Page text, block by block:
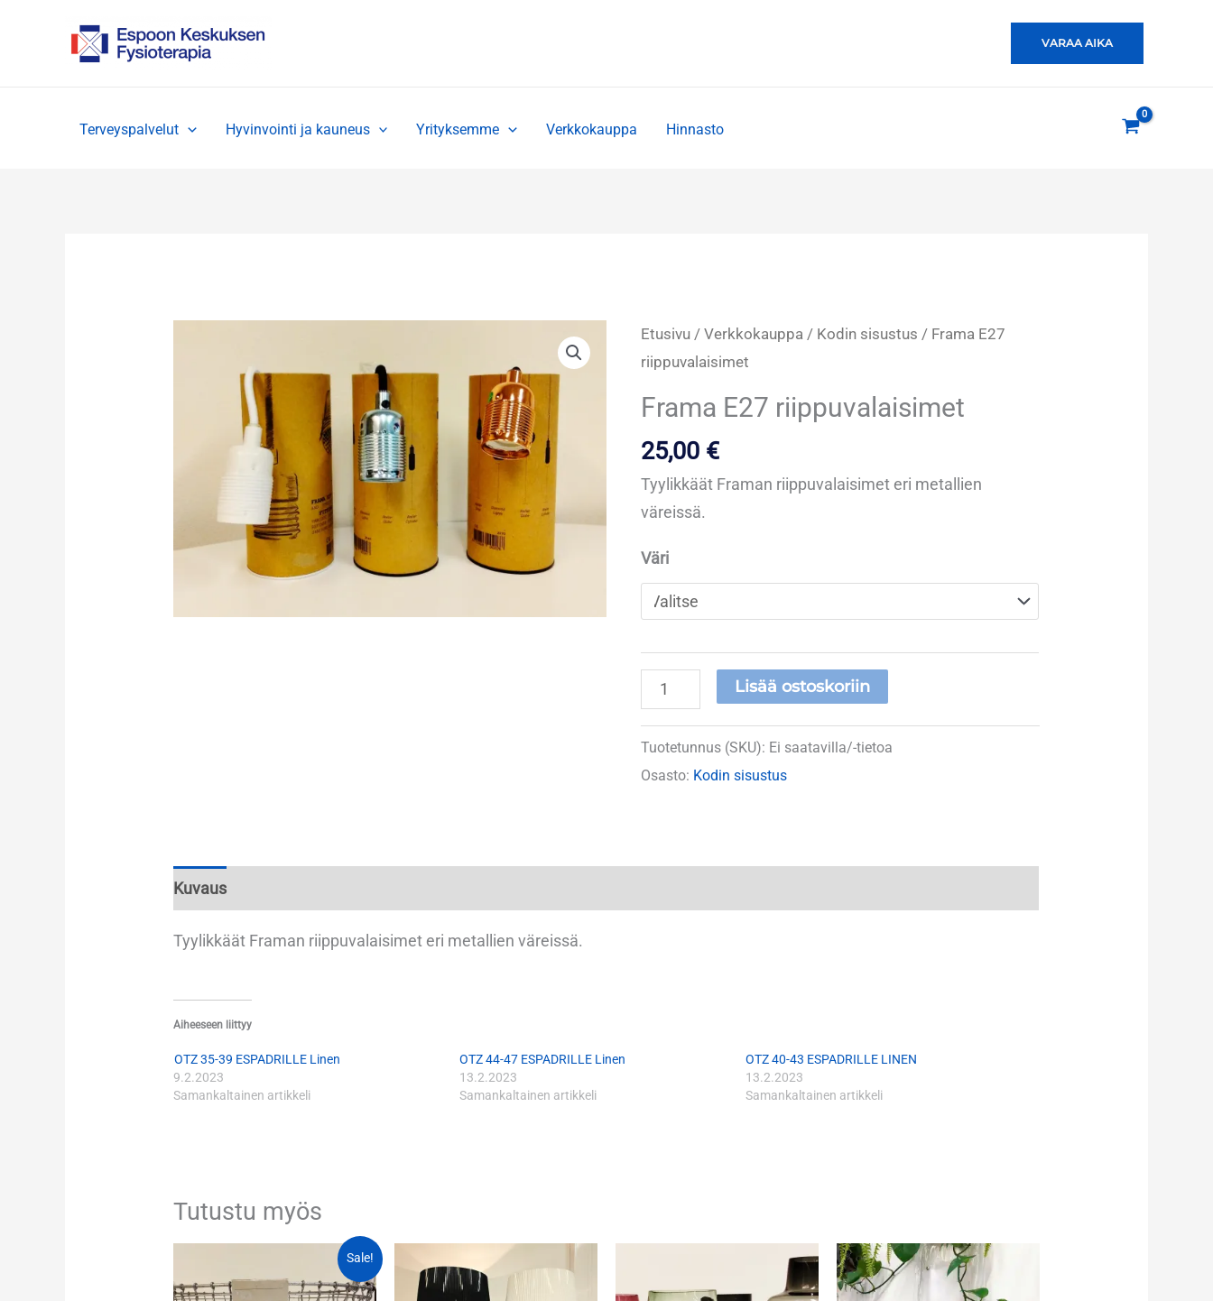
VARAA AIKA
Terveyspalvelut Hyvinvointi ja kauneus Yrityksemme Verkkokauppa Hinnasto
Etusivu /Verkkokauppa / Kodin sisustus / Frama E27
riippuvalaisimet
Frama E27 riippuvalaisimet
25,00 €
Tyylikkäät Framan riippuvalaisimet eri metallien
väreissä.
Väri
Frama
E27
määrä
Lisää ostoskoriin
Tuotetunnus (SKU): Ei saatavilla/-tietoa
Osasto: Kodin sisustus
Kuvaus
Tyylikkäät Framan riippuvalaisimet eri metallien väreissä.
Aiheeseen liittyy
OTZ 35-39 ESPADRILLE Linen
9.2.2023
Samankaltainen artikkeli
OTZ 44-47 ESPADRILLE Linen
13.2.2023
Samankaltainen artikkeli
OTZ 40-43 ESPADRILLE LINEN
13.2.2023
Samankaltainen artikkeli
Tutustu myös
Sale!
Hintaluokka: